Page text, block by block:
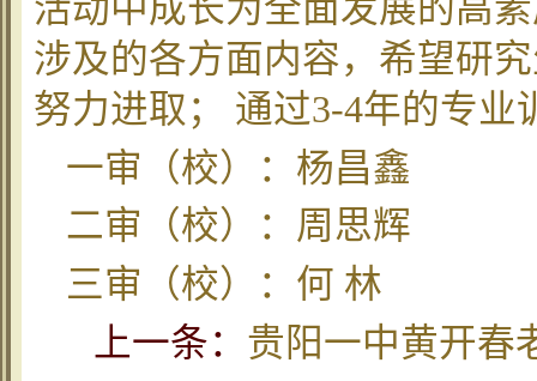
活动中成长为全面发展的高
涉及的各方面内容，希望研
努力进取； 通过3-4年的专
一审（校）：杨昌鑫
二审（校）：周思辉
三审（校）：何 林
上一条： 贵阳一中黄开春